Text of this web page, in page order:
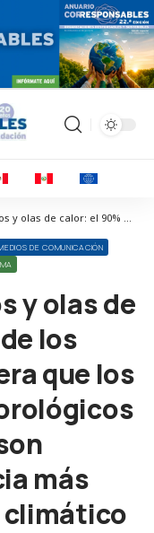
Corresponsables > Noticias > Sequías, incendios y olas de calor: el 90% de los catalanes considera que los fenómenos meteorológicos extremos son la consecuencia más grave del cambio climático
DE COMUNICACIÓN
y olas de
los
que los
más
climático